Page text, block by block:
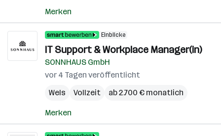
Merken
Einblicke
IT Support & Workplace Manager(in)
SONNHAUS GmbH
vor 4 Tagen veröffentlicht
Wels
Vollzeit ab 2.700 € monatlich
Merken